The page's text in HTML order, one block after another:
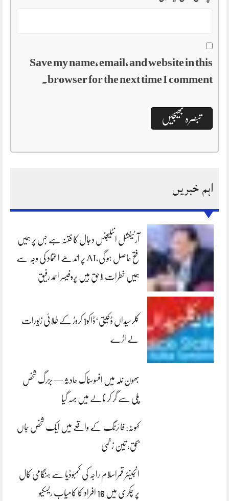
Save my name, email, and website in this
browser for the next time I comment.
اہم خبریں
آرٹیفشل انٹلیجنس دجال کا فتنہ ہے جس پر ہمیں
فتح حاصل ہو گی،AI پر اندھے اعتماد کی وجہ سے
ہمیں خطرات لاحق ہیں پروفیسر احمد رفیق
کلرسیداں ڈکیتی‘ڈاکو1 کروڑ کے طلائی زیورات
لے اڑے
بھون نلہ میں افسوسناک حادثہ — بزرگ شخص
پلی سے گر کر نالے میں بہہ گیا
کہوٹہ: فائرنگ کے واقعے میں ایک شخص جاں
بحق، تین زخمی
انجینئر قمراسلام راجہ کی کمبوڈیا سے ہنگامی کال
پر چکری میں 16 افراد کا کامیاب ریسکیو